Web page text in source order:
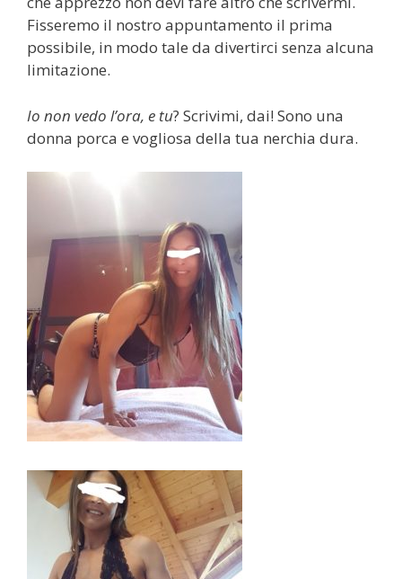
Fisseremo il nostro appuntamento il prima
possibile, in modo tale da divertirci senza alcuna
limitazione.
Io non vedo l’ora, e tu? Scrivimi, dai! Sono una
donna porca e vogliosa della tua nerchia dura.